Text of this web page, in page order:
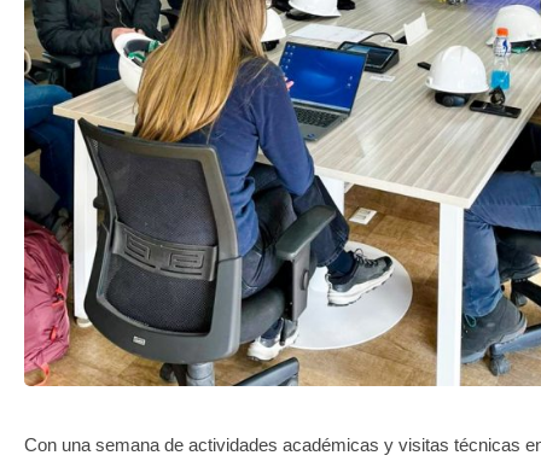
Con una semana de actividades académicas y visitas técnicas